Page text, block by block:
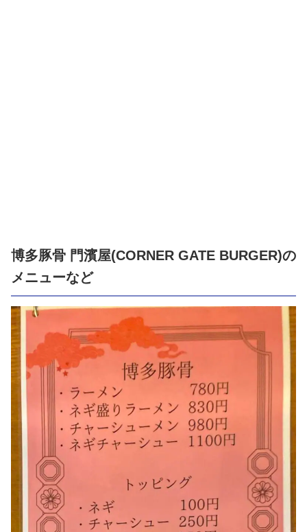
博多豚骨 門濱屋(CORNER GATE BURGER)の
メニューなど